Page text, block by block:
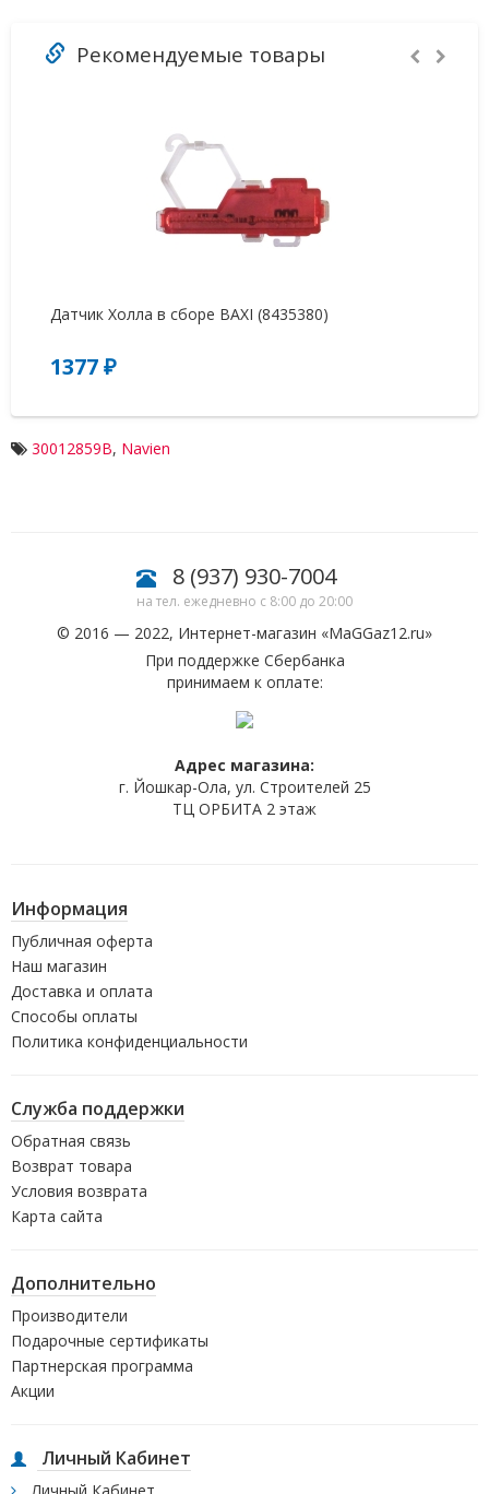
Рекомендуемые товары
Датчик Холла в сборе BAXI (8435380)
1377 ₽
30012859B, Navien
8 (937) 930-7004
на тел. ежедневно с 8:00 до 20:00
© 2016 — 2022, Интернет-магазин «MaGGaz12.ru»
При поддержке Сбербанка
принимаем к оплате:
Адрес магазина:
г. Йошкар-Ола, ул. Строителей 25
ТЦ ОРБИТА 2 этаж
Информация
Публичная оферта
Наш магазин
Доставка и оплата
Способы оплаты
Политика конфиденциальности
Служба поддержки
Обратная связь
Возврат товара
Условия возврата
Карта сайта
Дополнительно
Производители
Подарочные сертификаты
Партнерская программа
Акции
Личный Кабинет
Личный Кабинет